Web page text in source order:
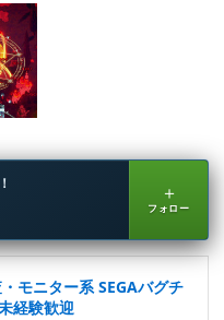
＋
フォロー
モニター系 SEGAバグチ
経験歓迎